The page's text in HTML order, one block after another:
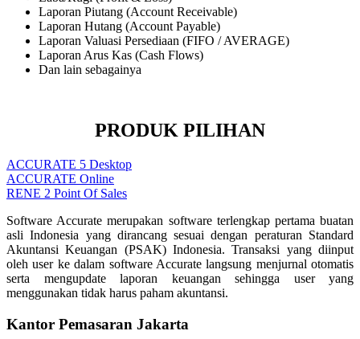
Laporan Piutang (Account Receivable)
Laporan Hutang (Account Payable)
Laporan Valuasi Persediaan (FIFO / AVERAGE)
Laporan Arus Kas (Cash Flows)
Dan lain sebagainya
PRODUK PILIHAN
ACCURATE 5 Desktop
ACCURATE Online
RENE 2 Point Of Sales
Software Accurate merupakan software terlengkap pertama buatan
asli Indonesia yang dirancang sesuai dengan peraturan Standard
Akuntansi Keuangan (PSAK) Indonesia. Transaksi yang diinput
oleh user ke dalam software Accurate langsung menjurnal otomatis
serta mengupdate laporan keuangan sehingga user yang
menggunakan tidak harus paham akuntansi.
Kantor Pemasaran Jakarta